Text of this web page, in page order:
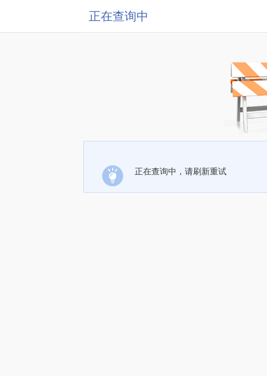
正在查询中
正在查询中，请刷新重试